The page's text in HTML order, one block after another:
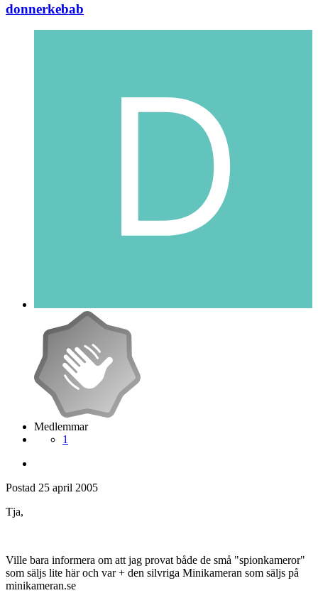
donnerkebab
Medlemmar
1
Postad 25 april 2005
Tja,
Ville bara informera om att jag provat både de små "spionkameror"
som säljs lite här och var + den silvriga Minikameran som säljs på
minikameran.se